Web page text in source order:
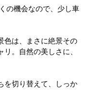
廃棄物収集運搬
パソコンデータ消去
の機会なので、少し車
色は、まさに絶景その
。自然の美しさに、
を切り替えて、しっか